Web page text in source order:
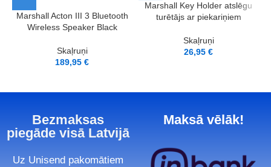
Marshall Acton III 3 Bluetooth
Wireless Speaker Black
Skaļruņi
189,95€
Marshall Key Holder atslēgu
turētājs ar piekariņiem
Skaļruņi
26,95€
Bezmaksas
piegāde visā Latvijā
Uz Unisend pakomātiem
Maksā vēlāk!